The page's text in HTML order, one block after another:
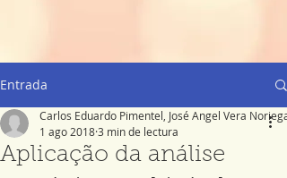
Entrada
Aplicação da análise
Carlos Eduardo Pimentel, José Angel Vera Noriega
1 ago 20183 min de lectura